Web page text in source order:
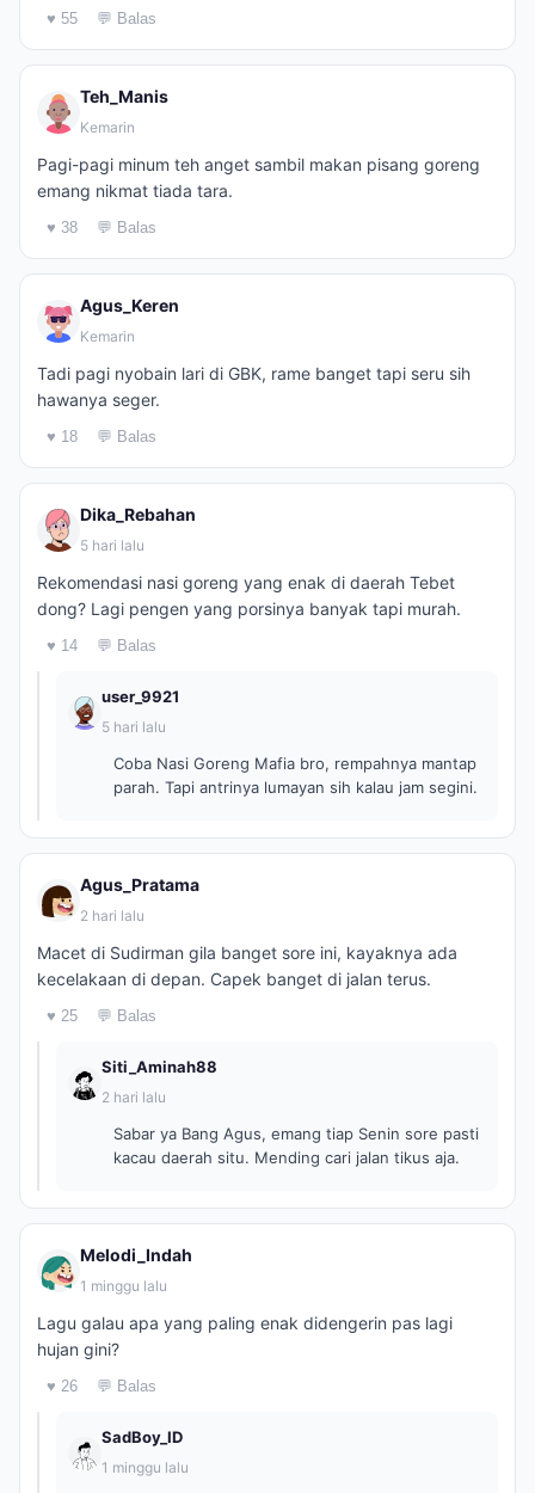
♥ 55 💬 Balas
Teh_Manis
Kemarin
Pagi-pagi minum teh anget sambil makan pisang goreng
emang nikmat tiada tara.
♥ 38 💬 Balas
Agus_Keren
Kemarin
Tadi pagi nyobain lari di GBK, rame banget tapi seru sih
hawanya seger.
♥ 18 💬 Balas
Dika_Rebahan
5 hari lalu
Rekomendasi nasi goreng yang enak di daerah Tebet
dong? Lagi pengen yang porsinya banyak tapi murah.
♥ 14 💬 Balas
user_9921
5 hari lalu
Coba Nasi Goreng Mafia bro, rempahnya mantap
parah. Tapi antrinya lumayan sih kalau jam segini.
Agus_Pratama
2 hari lalu
Macet di Sudirman gila banget sore ini, kayaknya ada
kecelakaan di depan. Capek banget di jalan terus.
♥ 25 💬 Balas
Siti_Aminah88
2 hari lalu
Sabar ya Bang Agus, emang tiap Senin sore pasti
kacau daerah situ. Mending cari jalan tikus aja.
Melodi_Indah
1 minggu lalu
Lagu galau apa yang paling enak didengerin pas lagi
hujan gini?
♥ 26 💬 Balas
SadBoy_ID
1 minggu lalu